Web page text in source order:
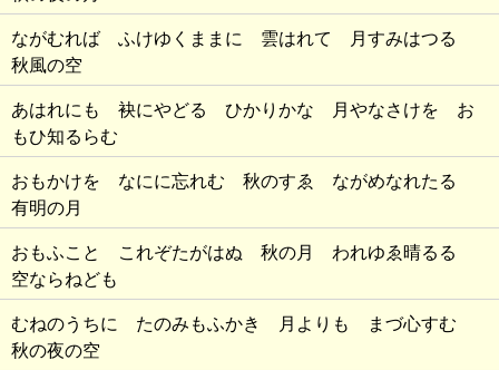
ながむれば ふけゆくままに 雲はれて 月すみはつる
秋風の空
あはれにも 袂にやどる ひかりかな 月やなさけを お
もひ知るらむ
おもかけを なにに忘れむ 秋のすゑ ながめなれたる
有明の月
おもふこと これぞたがはぬ 秋の月 われゆゑ晴るる
空ならねども
むねのうちに たのみもふかき 月よりも まづ心すむ
秋の夜の空